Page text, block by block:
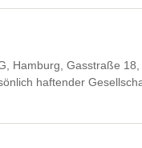
Hamburg, Gasstraße
haftender